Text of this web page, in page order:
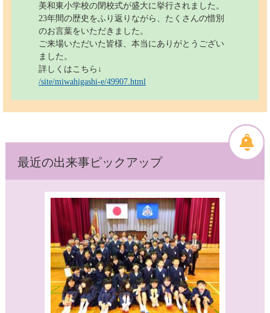
美和東小学校の閉校式が盛大に挙行されました。
23年間の歴史をふり返りながら、たくさんの惜別
のお言葉をいただきました。
ご来場いただいた皆様、本当にありがとうござい
ました。
詳しくはこちら↓
/site/miwahigashi-e/49907.html
最近の出来事ピックアップ